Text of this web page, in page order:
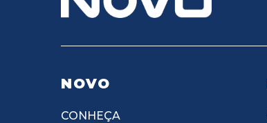
NOVO
CONHEÇA